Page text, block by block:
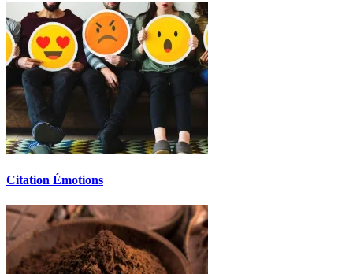
Citation Émotions